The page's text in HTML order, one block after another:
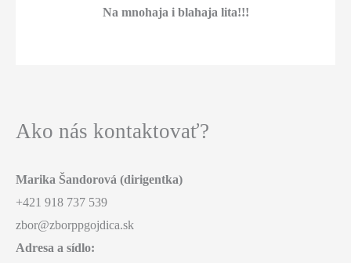
Na mnohaja i blahaja lita!!!
Ako nás kontaktovať?
Marika Šandorová (dirigentka)
+421 918 737 539
zbor@zborppgojdica.sk
Adresa a sídlo: